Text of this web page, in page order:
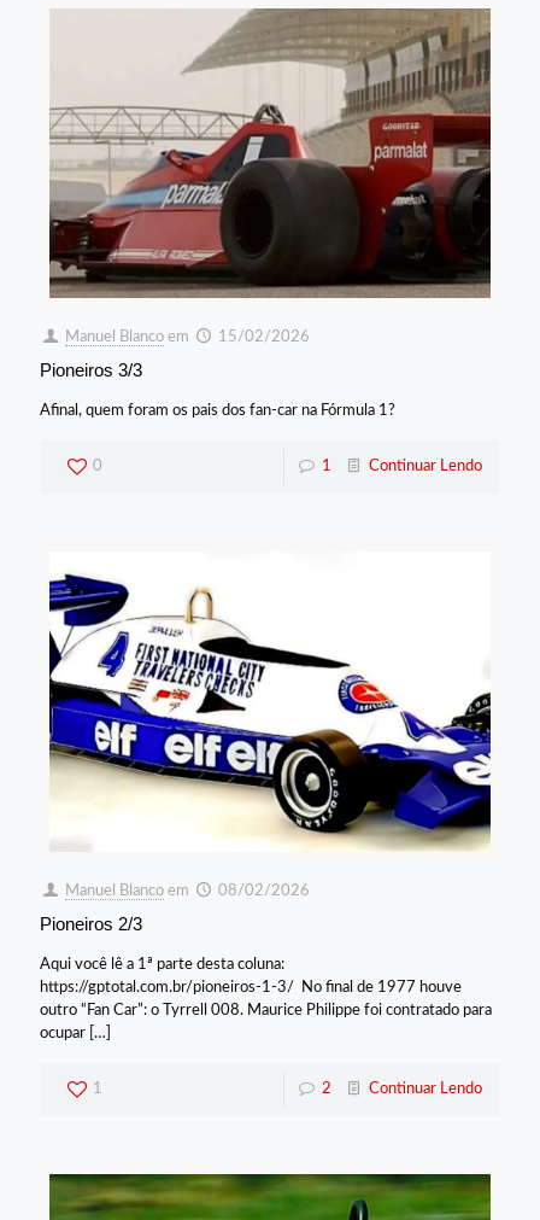
Manuel Blanco em 15/02/2026
Pioneiros 3/3
Afinal, quem foram os pais dos fan-car na Fórmula 1?
0 1 Continuar Lendo
Manuel Blanco em 08/02/2026
Pioneiros 2/3
Aqui você lê a 1ª parte desta coluna:
https://gptotal.com.br/pioneiros-1-3/ No final de 1977 houve
outro “Fan Car”: o Tyrrell 008. Maurice Philippe foi contratado para
ocupar […]
1 2 Continuar Lendo